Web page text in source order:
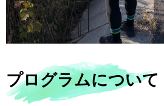
プログラムについて